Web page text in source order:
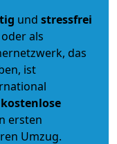
und stressfrei
oder als
das
ist
ersten
Umzug.